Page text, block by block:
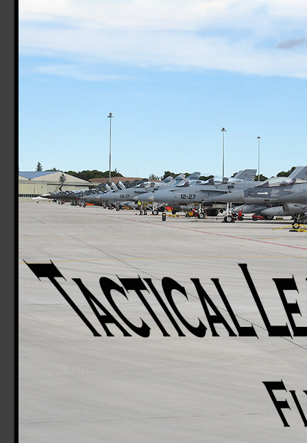
70° Stormo
72° Stormo
3° RMV
CAE MC
Marina Militare overview
Guardia Costiera overview
Italian Coast Guard
Base Aerea Catania
Base Aerea Luni
Base Aerea Pescara
Guardia di Finanza overviewItalian Custom Police
ReTLA Aereo
Gruppo Esplorazione Aeromarittima
Sezione Aerea Bari
Sezione Aerea Bolzano
Sezione Aerea Cagliari
Sezione Aerea di Manovra Catania
Sezione Aerea Genova
Sezione Aerea Lamezia Terme
Sezione Aerea Napoli
Sezione Aerea Palermo